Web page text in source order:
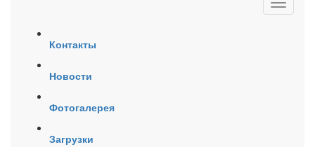
Контакты
Новости
Фотогалерея
Загрузки